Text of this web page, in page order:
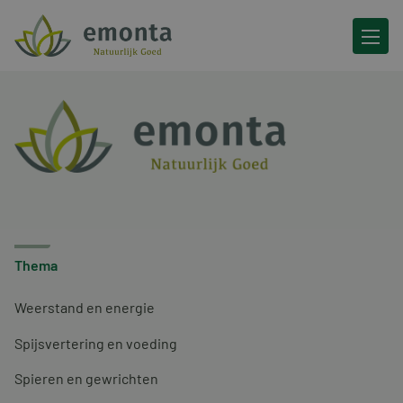
Ga naar de inhoud
Thema
Weerstand en energie
Spijsvertering en voeding
Spieren en gewrichten